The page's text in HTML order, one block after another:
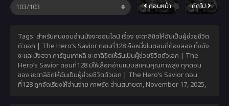
ก่อนหน้า ถัดไป
Tags: สำหรับคนชอบอ่านมังงะออนไลน์ เรื่อง ชะตาลิขิตให้ฉันเป็นผู้ช่วยชีวิต
ตัวเอก | The Hero’s Savior ตอนที่128 คือหนึ่งในตอนที่ต้องลอง ทั้งมัง
งะและมังฮวา การ์ตูนเกาหลี ชะตาลิขิตให้ฉันเป็นผู้ช่วยชีวิตตัวเอก | The
Hero’s Savior ตอนที่128 มีให้เลือกอ่านแบบสแกนคุณภาพสูง ทุกตอน
ของ ชะตาลิขิตให้ฉันเป็นผู้ช่วยชีวิตตัวเอก | The Hero’s Savior ตอน
ที่128 ถูกจัดเรียงให้อ่านง่าย ภาพชัด อ่านสบายตา, November 17, 2025,